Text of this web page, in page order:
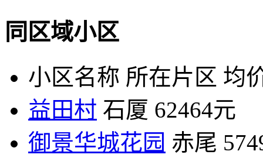
同区域小区
小区名称 所在片区 均
益田村 石厦 62464元
御景华城花园 赤尾